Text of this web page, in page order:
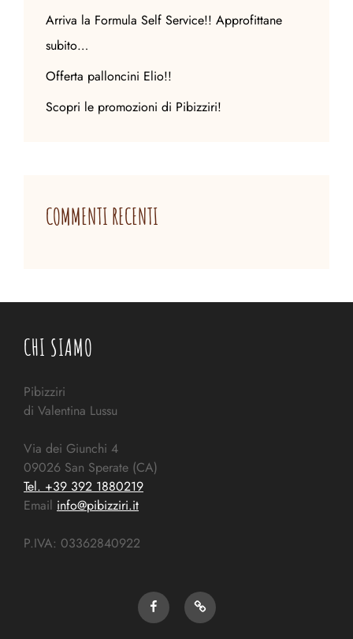
Arriva la Formula Self Service!! Approfittane
subito…
Offerta palloncini Elio!!
Scopri le promozioni di Pibizziri!
COMMENTI RECENTI
CHI SIAMO
Pibizziri
di Valentina Lussu
Via dei Giunchi 4
09026 San Sperate (CA)
Tel. +39 392 1880219
Email info@pibizziri.it
P.IVA: 03362840922
Pibizziri
su
Gmaps:
dove